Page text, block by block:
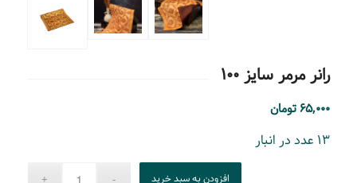
رانر مرمر سایز ۱۰۰
۶۵,۰۰۰تومان
۱۳ عدد در انبار
افزودن به سبد خرید